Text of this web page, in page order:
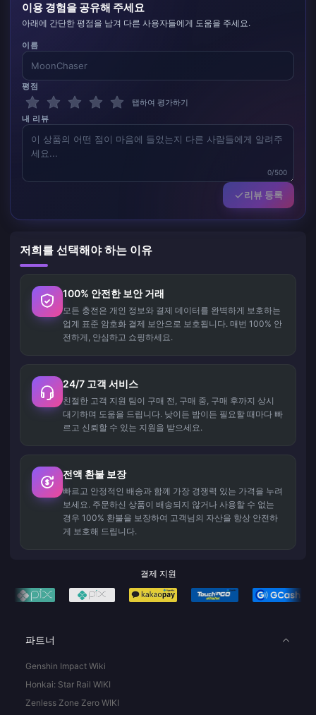
이용 경험을 공유해 주세요
아래에 간단한 평점을 남겨 다른 사용자들에게 도움을 주세요.
이름
평점
탭하여 평가하기
내 리뷰
0/500
리뷰 등록
저희를 선택해야 하는 이유
100% 안전한 보안 거래
모든 충전은 개인 정보와 결제 데이터를 완벽하게 보호하는
업계 표준 암호화 결제 보안으로 보호됩니다. 매번 100% 안
전하게, 안심하고 쇼핑하세요.
24/7 고객 서비스
친절한 고객 지원 팀이 구매 전, 구매 중, 구매 후까지 상시
대기하며 도움을 드립니다. 낮이든 밤이든 필요할 때마다 빠
르고 신뢰할 수 있는 지원을 받으세요.
전액 환불 보장
빠르고 안정적인 배송과 함께 가장 경쟁력 있는 가격을 누려
보세요. 주문하신 상품이 배송되지 않거나 사용할 수 없는
경우 100% 환불을 보장하여 고객님의 자산을 항상 안전하
게 보호해 드립니다.
결제 지원
파트너
Genshin Impact Wiki
Honkai: Star Rail WIKI
Zenless Zone Zero WIKI